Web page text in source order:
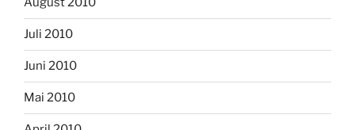
Juli 2010
Juni 2010
Mai 2010